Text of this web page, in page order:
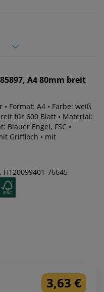
A4 80mm breit
Format: A4 • Farbe: weiß
für 600 Blatt • Material:
Blauer Engel, FSC •
Griffloch • mit
76645
3,63 €